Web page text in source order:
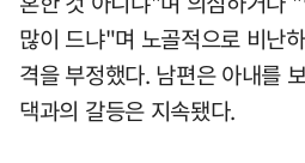
많이 드냐"며 노골적으로 비난
격을 부정했다. 남편은 아내를
댁과의 갈등은 지속됐다.